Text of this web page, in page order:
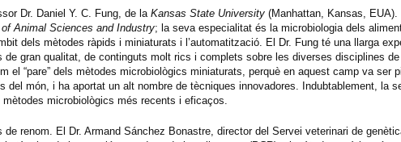
Dr. Daniel Y. C. Fung, de la Kansas State University (Manhattan, Kansas, EUA).
Animal Sciences and Industry; la seva especialitat és la microbiologia dels
dels mètodes ràpids i miniaturats i l’automatització. El Dr. Fung té una llarga
de gran qualitat, de continguts molt rics i complets sobre les diverses disciplines
el “pare” dels mètodes microbiològics miniaturats, perquè en aquest camp va ser
món, i ha aportat un alt nombre de tècniques innovadores. Indubtablement, la
microbiològics més recents i eficaços.
renom. El Dr. Armand Sánchez Bonastre, director del Servei veterinari de